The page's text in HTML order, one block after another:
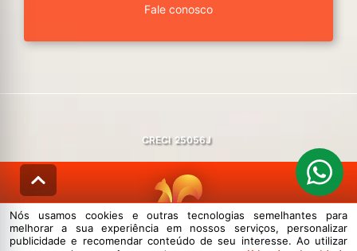
Fale conosco
CRECI 25056J
© DESENVOLVIDO PELAAGIL.NET
Nós usamos cookies e outras tecnologias semelhantes para
melhorar a sua experiência em nossos serviços, personalizar
publicidade e recomendar conteúdo de seu interesse. Ao utilizar